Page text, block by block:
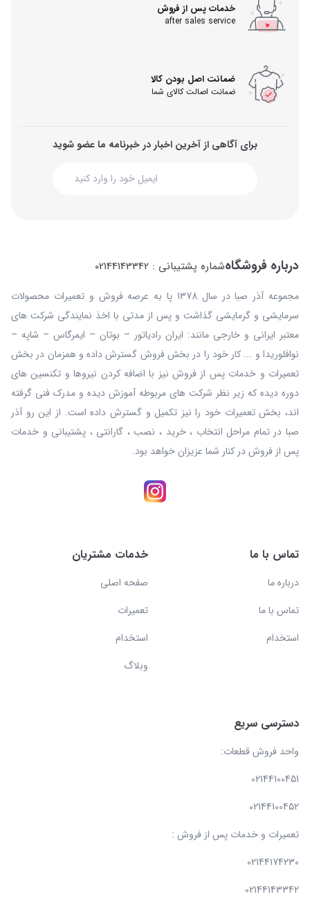
خدمات پس از فروش
after sales service
ضمانت اصل بودن کالا
ضمانت اصالت کالای شما
برای آگاهی از آخرین اخبار در خبرنامه ما عضو شوید
درباره فروشگاهشماره پشتیبانی : 02144143342
مجموعه آذر صبا در سال 1378 پا به عرصه فروش و تعمیرات محصولات
سرمایشی و گرمایشی گذاشت و پس از مدتی با اخذ نمایندگی شرکت های
معتبر ایرانی و خارجی مانند: ایران رادیاتور – بوتان – ایمرگاس – شاپه –
نوافلوریدا و ... کار خود را در بخش فروش گسترش داده و همزمان در بخش
تعمیرات و خدمات پس از فروش نیز با اضافه کردن نیروها و تکنسین های
دوره دیده که زیر نظر شرکت های مربوطه آموزش دیده و مدرک فنی گرفته
اند، بخش تعمیرات خود را نیز تکمیل و گسترش داده است. از این رو آذر
صبا در تمام مراحل انتخاب ، خرید ، نصب ، گارانتی ، پشتیبانی و خدمات
پس از فروش در کنار شما عزیزان خواهد بود.
تماس با ما
درباره ما
تماس با ما
استخدام
خدمات مشتریان
صفحه اصلی
تعمیرات
استخدام
وبلاگ
دسترسی سریع
واحد فروش قطعات:
02144100451
02144100452
تعمیرات و خدمات پس از فروش :
02144174230
02144143342